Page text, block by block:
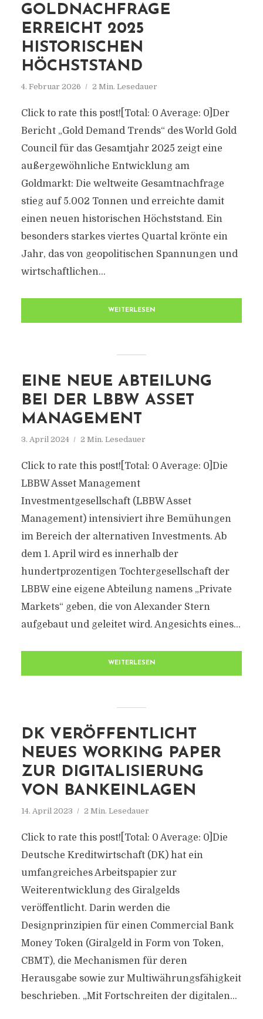
GOLDNACHFRAGE
ERREICHT 2025
HISTORISCHEN
HÖCHSTSTAND
4. Februar 2026 2 Min. Lesedauer
Click to rate this post![Total: 0 Average: 0]Der
Bericht „Gold Demand Trends“ des World Gold
Council für das Gesamtjahr 2025 zeigt eine
außergewöhnliche Entwicklung am
Goldmarkt: Die weltweite Gesamtnachfrage
stieg auf 5.002 Tonnen und erreichte damit
einen neuen historischen Höchststand. Ein
besonders starkes viertes Quartal krönte ein
Jahr, das von geopolitischen Spannungen und
wirtschaftlichen...
WEITERLESEN
EINE NEUE ABTEILUNG
BEI DER LBBW ASSET
MANAGEMENT
3. April 2024 2 Min. Lesedauer
Click to rate this post![Total: 0 Average: 0]Die
LBBW Asset Management
Investmentgesellschaft (LBBW Asset
Management) intensiviert ihre Bemühungen
im Bereich der alternativen Investments. Ab
dem 1. April wird es innerhalb der
hundertprozentigen Tochtergesellschaft der
LBBW eine eigene Abteilung namens „Private
Markets“ geben, die von Alexander Stern
aufgebaut und geleitet wird. Angesichts eines...
WEITERLESEN
DK VERÖFFENTLICHT
NEUES WORKING PAPER
ZUR DIGITALISIERUNG
VON BANKEINLAGEN
14. April 2023 2 Min. Lesedauer
Click to rate this post![Total: 0 Average: 0]Die
Deutsche Kreditwirtschaft (DK) hat ein
umfangreiches Arbeitspapier zur
Weiterentwicklung des Giralgelds
veröffentlicht. Darin werden die
Designprinzipien für einen Commercial Bank
Money Token (Giralgeld in Form von Token,
CBMT), die Mechanismen für deren
Herausgabe sowie zur Multiwährungsfähigkeit
beschrieben. „Mit Fortschreiten der digitalen...